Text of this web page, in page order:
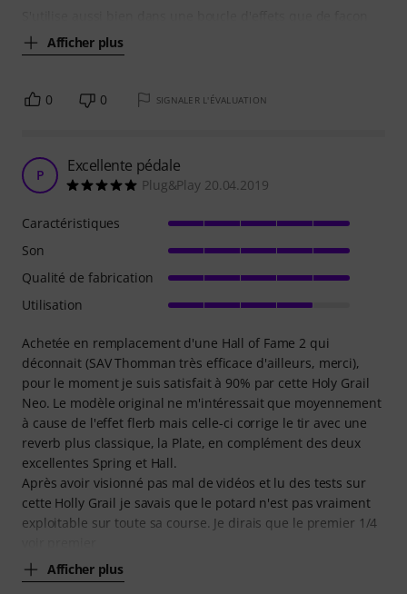
Afficher plus
0 0 SIGNALER L'ÉVALUATION
P Excellente pédale
Plug&Play 20.04.2019
Achetée en remplacement d'une Hall of Fame 2 qui
déconnait (SAV Thomman très efficace d'ailleurs, merci),
pour le moment je suis satisfait à 90% par cette Holy Grail
Neo. Le modèle original ne m'intéressait que moyennement
à cause de l'effet flerb mais celle-ci corrige le tir avec une
reverb plus classique, la Plate, en complément des deux
excellentes Spring et Hall.
Après avoir visionné pas mal de vidéos et lu des tests sur
cette Holly Grail je savais que le potard n'est pas vraiment
exploitable sur toute sa course. Je dirais que le premier 1/4
Afficher plus
Caractéristiques
Son
Qualité de fabrication
Utilisation